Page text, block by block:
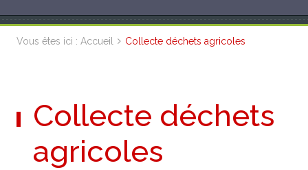
Vous êtes ici : Accueil Collecte déchets agricoles
Collecte déchets
agricoles